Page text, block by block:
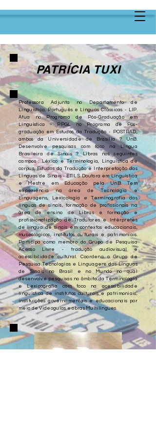
PATRÍCIA TUXI
Professora Adjunta no Departamento de
Linguística, Português e Línguas Clássicas - LIP.
Atua no Programa de Pós-Graduação em
Linguística - PPGL no Programa de Pós-
graduação em Estudos da Tradução - POSTRAD,
ambos da Universidade de Brasília ? UnB.
Desenvolve pesquisas com foco na Língua
Brasileira de Sinais ? Libras nos seguintes
campos : Léxico e Terminologia, Linguística de
corpus, Estudos da Tradução e Interpretação das
Línguas de Sinais - ETILS. Doutora em Linguística
e Mestre em Educação pela UnB. Tem
experiência na área de Tecnologia e
Linguagens, Lexicologia e Terminografia das
línguas de sinais, formação de profissionais na
área de ensino de Libras e formação e
profissionalização de Tradutores e Intérpretes
de língua de sinais em contextos educacionais,
museológicos, institutos culturais e patrimoniais.
Participa como membro do Grupo de Pesquisa
Acesso Livre - tradução audiovisual e
acessibilidade cultural. Coordena o Grupo de
Pesquisa Tecnologias e Linguagens das Línguas
de Sinais no Brasil e no Mundo no qual
desenvolve pesquisas no âmbito da Terminologia
e Lexicografia com foco na acessibilidade
linguística de institutos culturais e patrimoniais,
instituições governamentais e educacionais por
meio de Videoguias e obras Multilíngues.